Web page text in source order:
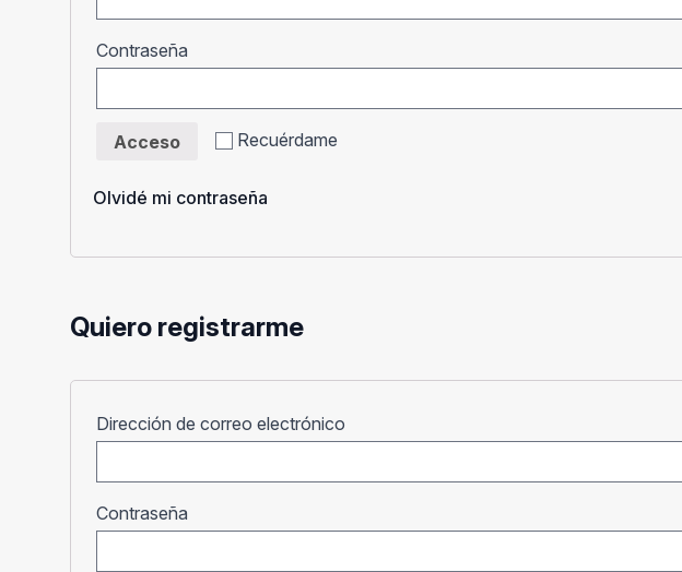
Contraseña
Recuérdame
Acceso
Olvidé mi contraseña
Quiero registrarme
Dirección de correo electrónico
Contraseña